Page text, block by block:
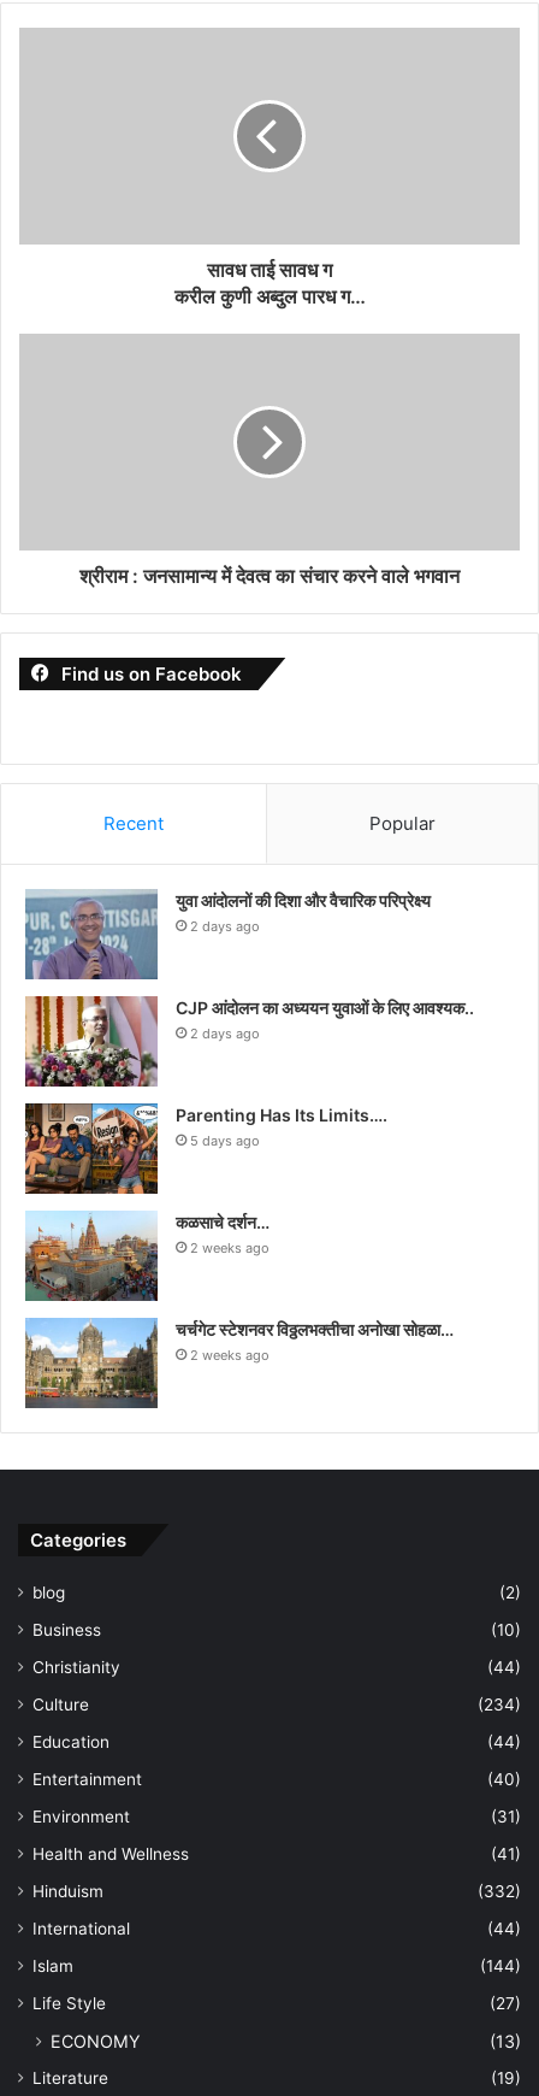
सावध ताई सावध ग
करील कुणी अब्दुल पारध ग…
श्रीराम : जनसामान्य में देवत्व का संचार करने वाले भगवान
Find us on Facebook
Recent Popular
युवा आंदोलनों की दिशा और वैचारिक परिप्रेक्ष्य
2 days ago
CJP आंदोलन का अध्ययन युवाओं के लिए आवश्यक..
2 days ago
Parenting Has Its Limits….
5 days ago
कळसाचे दर्शन…
2 weeks ago
चर्चगेट स्टेशनवर विठ्ठलभक्तीचा अनोखा सोहळा…
2 weeks ago
Categories
blog
(2)
Business
(10)
Christianity
(44)
Culture
(234)
Education
(44)
Entertainment
(40)
Environment
(31)
Health and Wellness
(41)
Hinduism
(332)
International
(44)
Islam
(144)
Life Style
(27)
ECONOMY (13)
Literature
(19)